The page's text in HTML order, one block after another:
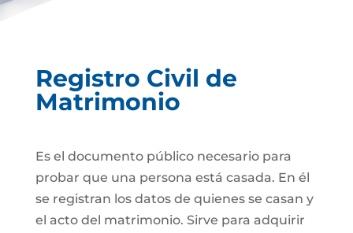
Registro Civil de
Matrimonio
Es el documento público necesario para
probar que una persona está casada. En él
se registran los datos de quienes se casan y
el acto del matrimonio. Sirve para adquirir